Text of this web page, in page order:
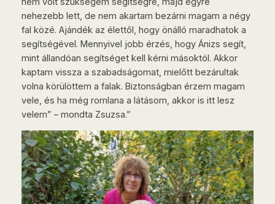
nehezebb lett, de nem akartam bezárni magam a négy
fal közé. Ajándék az élettől, hogy önálló maradhatok a
segítségével. Mennyivel jobb érzés, hogy Ánizs segít,
mint állandóan segítséget kell kérni másoktól. Akkor
kaptam vissza a szabadságomat, mielőtt bezárultak
volna körülöttem a falak. Biztonságban érzem magam
vele, és ha még romlana a látásom, akkor is itt lesz
velem” – mondta Zsuzsa.”